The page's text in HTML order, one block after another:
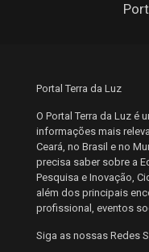
Portal Terra da Luz
O Portal Terra da Luz é
informações mais
Ceará, no Brasil e no
precisa saber sobre a
Pesquisa e Inovação,
além dos principais
profissional, eventos
Siga as nossas Redes